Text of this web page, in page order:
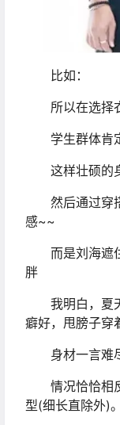
比如：
所以在选择衣
学生群体肯定
这样壮硕的身
然后通过穿搭
感~~
而是刘海遮住
胖
我明白，夏天
癖好，甩膀子穿
身材一言难尽
情况恰恰相反
型(细长直除外)。